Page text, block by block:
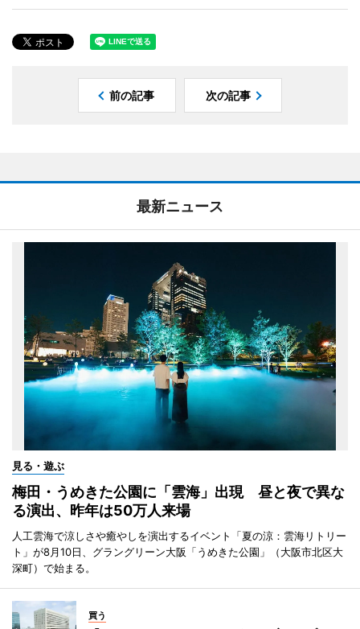
前の記事 次の記事
最新ニュース
見る・遊ぶ
梅田・うめきた公園に「雲海」出現 昼と夜で異な
る演出、昨年は50万人来場
人工雲海で涼しさや癒やしを演出するイベント「夏の涼：雲海リトリー
ト」が8月10日、グラングリーン大阪「うめきた公園」（大阪市北区大
深町）で始まる。
買う